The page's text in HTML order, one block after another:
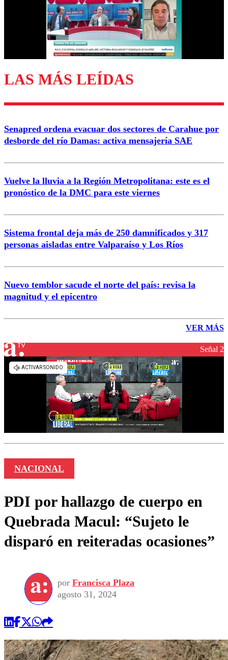
Enviar comentario
LAS MÁS LEÍDAS
Senapred ordena evacuar dos sectores de Carahue por
desborde del río Damas: activa mensajería SAE
Vuelve la lluvia a la Región Metropolitana: este es el
pronóstico de la DMC para este viernes
Sistema frontal deja más de 250 damnificados y 317
personas aisladas entre Valparaíso y Los Ríos
Nuevo temblor sacude el norte del país: revisa la
magnitud y el epicentro
VER MÁS
Señal 2
NACIONAL
PDI por hallazgo de cuerpo en
Quebrada Macul: “Sujeto le
disparó en reiteradas ocasiones”
por Francisca Plaza
agosto 31, 2024